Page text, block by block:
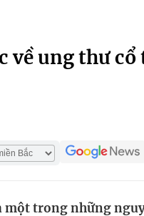
Tuyển sinh
về ung thư cổ
trong những